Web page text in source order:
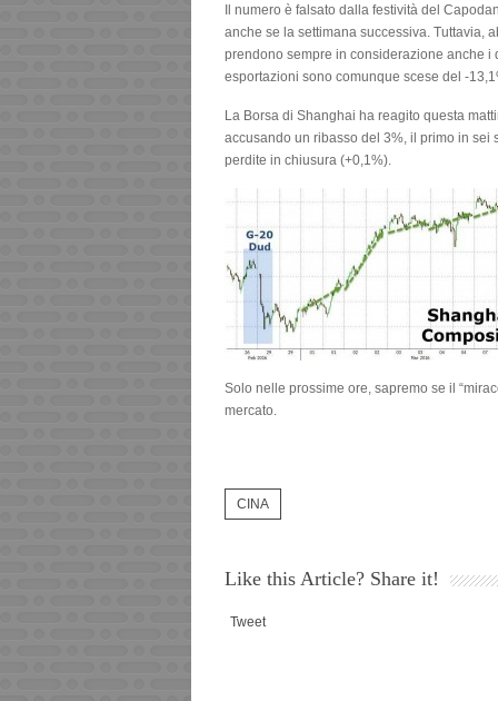
Il numero è falsato dalla festività del
anche se la settimana successiva. Tuttavia,
prendono sempre in considerazione anche
esportazioni sono comunque scese del -
La Borsa di Shanghai ha reagito questa
accusando un ribasso del 3%, il primo in
perdite in chiusura (+0,1%).
Solo nelle prossime ore, sapremo se il
mercato.
CINA
Like this Article? Share it!
Tweet